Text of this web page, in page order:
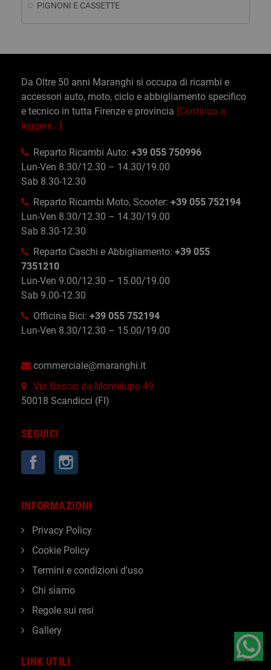
PIGNONI E CASSETTE
Da Oltre 50 anni Maranghi si occupa di ricambi e
accessori auto, moto, ciclo e abbigliamento specifico
e tecnico in tutta Firenze e provincia [Continua a
leggere...]
Reparto Ricambi Auto: +39 055 750996
Lun-Ven 8.30/12.30 – 14.30/19.00
Sab 8.30-12.30
Reparto Ricambi Moto, Scooter: +39 055 752194
Lun-Ven 8.30/12.30 – 14.30/19.00
Sab 8.30-12.30
Reparto Caschi e Abbigliamento: +39 055
7351210
Lun-Ven 9.00/12.30 – 15.00/19.00
Sab 9.00-12.30
Officina Bici: +39 055 752194
Lun-Ven 8.30/12.30 – 15.00/19.00
commerciale@maranghi.it
Via Baccio da Montelupo 49
50018 Scandicci (FI)
SEGUICI
Facebook
LINK UTILI
INFORMAZIONI
Privacy Policy
Cookie Policy
Termini e condizioni d'uso
Chi siamo
Regole sui resi
Gallery